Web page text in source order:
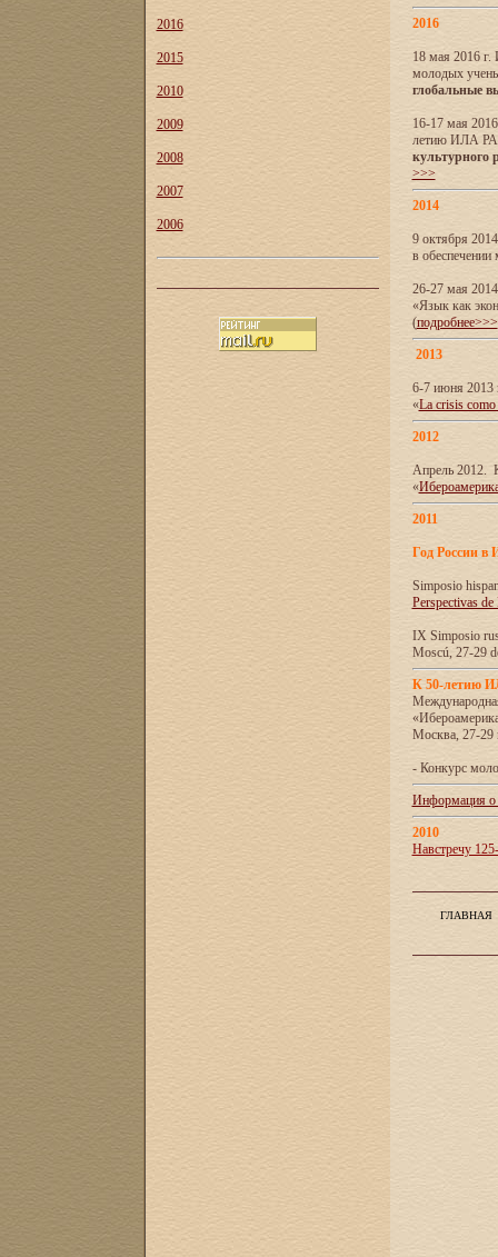
2016
2015
2010
2009
2008
2007
2006
2016
18 мая 2016 г.
молодых
глобальные
16-17 мая
летию ИЛА
культурного
>>>
2014
9 октября
в обеспечении
26-27 мая
«Язык как
(подробнее>>>
2013
6-7 июня 2013
«La crisis como
2012
Апрель 2012.
«
2011
Год России в
Simposio
Perspectivas
IX Simposio
Moscú, 27-29
К 50-летию
Москва, 27-29
- Конкурс
Информация о
2010
Навстречу
ГЛАВНАЯ